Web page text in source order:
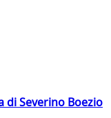
di Severino Boezio